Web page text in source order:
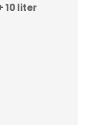
10 liter